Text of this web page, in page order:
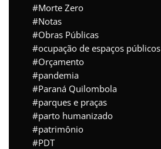
Morte Zero
Notas
Obras Públicas
ocupação de espaços públicos
Orçamento
pandemia
Paraná Quilombola
parques e praças
parto humanizado
patrimônio
PDT